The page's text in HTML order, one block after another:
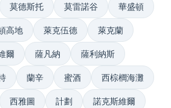
莫德斯托 莫雷諾谷 華盛頓
高地 萊克伍德 萊克蘭
爾 薩凡納 薩利納斯
蘭辛 蜜酒 西棕櫚海灘
西雅圖 計劃 諾克斯維爾